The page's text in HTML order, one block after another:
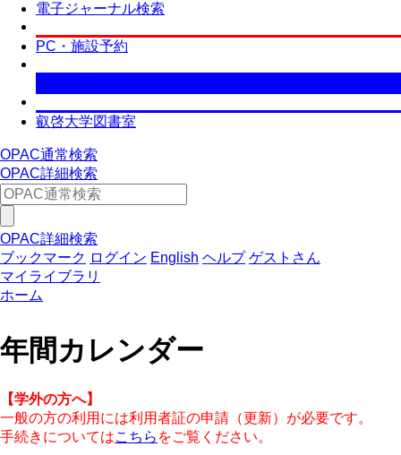
電子ジャーナル検索
PC・施設予約
叡啓大学図書室
OPAC通常検索
OPAC詳細検索
OPAC詳細検索
ブックマーク ログイン English ヘルプ ゲストさん
マイライブラリ
ホーム
年間カレンダー
【学外の方へ】
一般の方の利用には利用者証の申請（更新）が必要です。
手続きについてはこちら をご覧ください。